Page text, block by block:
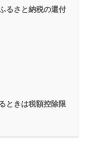
るさと納税の還付
ときは税額控除限